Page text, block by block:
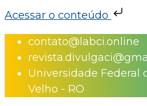
Acessar o conteúdo
Skip
content
contato@labci.online
Universidade Federal
Velho - RO